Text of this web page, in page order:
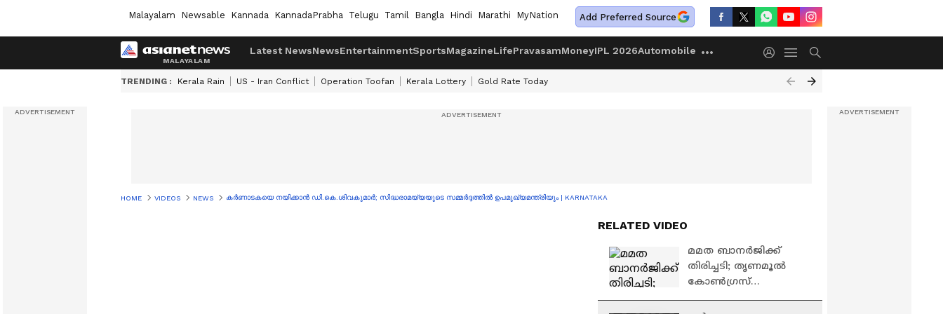
Malayalam Newsable Kannada KannadaPrabha Telugu Tamil Bangla Hindi Marathi MyNation Add Preferred Source
Latest NewsNewsEntertainmentSportsMagazineLifePravasamMoneyIPL 2026Automobile
TRENDING : Kerala Rain US - Iran Conflict Operation Toofan Kerala Lottery Gold Rate Today
HOME VIDEOS NEWS കർണാടകയെ നയിക്കാൻ ഡി.കെ.ശിവകുമാർ; സിദ്ധരാമയ്യയുടെ സമ്മർദ്ദത്തിൽ ഉപമുഖ്യമന്ത്രിയും | KARNATAKA
RELATED VIDEO
മമത ബാനർജിക്ക്
തിരിച്ചടി; തൃണമൂൽ
കോൺഗ്രസ്